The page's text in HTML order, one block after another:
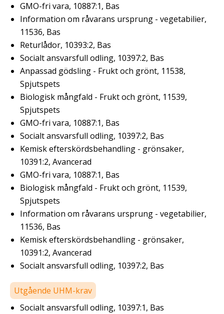
GMO-fri vara, 10887:1, Bas
Information om råvarans ursprung - vegetabilier,
11536, Bas
Returlådor, 10393:2, Bas
Socialt ansvarsfull odling, 10397:2, Bas
Anpassad gödsling - Frukt och grönt, 11538,
Spjutspets
Biologisk mångfald - Frukt och grönt, 11539,
Spjutspets
GMO-fri vara, 10887:1, Bas
Socialt ansvarsfull odling, 10397:2, Bas
Kemisk efterskördsbehandling - grönsaker,
10391:2, Avancerad
GMO-fri vara, 10887:1, Bas
Biologisk mångfald - Frukt och grönt, 11539,
Spjutspets
Information om råvarans ursprung - vegetabilier,
11536, Bas
Kemisk efterskördsbehandling - grönsaker,
10391:2, Avancerad
Socialt ansvarsfull odling, 10397:2, Bas
Utgående UHM-krav
Socialt ansvarsfull odling, 10397:1, Bas